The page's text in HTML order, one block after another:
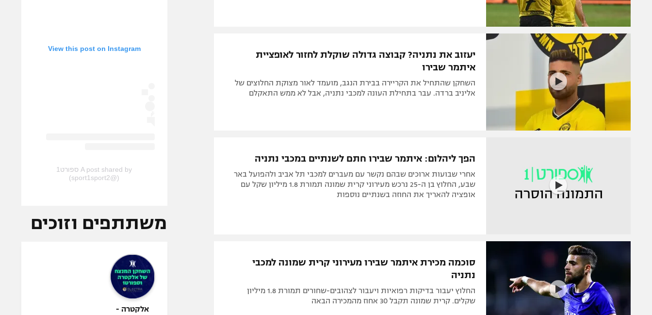
יעזוב את נתניה? קבוצה גדולה שוקלת לחזור לאופציית
איתמר שבירו
השחקן שהתחיל את הקריירה בבירת הנגב, מועמד לאור מצוקת החלוצים של
אליניב ברדה. עבר בתחילת העונה למכבי נתניה, אבל לא ממש התאקלם
הפך ליהלום: איתמר שבירו חתם לשנתיים במכבי נתניה
אחרי שבועות ארוכים שבהם נקשר עם מעברים למכבי תל אביב ולהפועל באר
שבע, החלוץ בן ה-25 נרכש מעירוני קרית שמונה תמורת 1.8 מיליון שקל עם
אופציה להאריך את החוזה בשנתיים נוספות
סוכמה מכירת איתמר שבירו מעירוני קרית שמונה למכבי
נתניה
החלוץ יעבור בדיקות רפואיות ויעבור לצהובים-שחורים תמורת 1.8 מיליון
שקלים. קרית שמונה תקבל 30 אחוז מהמכירה הבאה
View this post on Instagram
A post shared by ספורט1
(@sport1sport2)
משתתפים וזוכים
אלקטרה -